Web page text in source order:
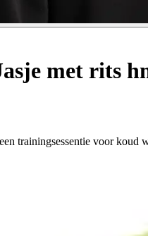
met rits
trainingsessentie voor koud